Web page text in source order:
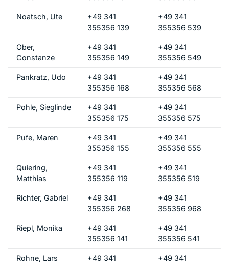
Noatsch, Ute
+49 341
355356 139
+49 341
355356 539
Ober,
Constanze
+49 341
355356 149
+49 341
355356 549
Pankratz, Udo
+49 341
355356 168
+49 341
355356 568
Pohle, Sieglinde
+49 341
355356 175
+49 341
355356 575
Pufe, Maren
+49 341
355356 155
+49 341
355356 555
Quiering,
Matthias
+49 341
355356 119
+49 341
355356 519
Richter, Gabriel
+49 341
355356 268
+49 341
355356 968
Riepl, Monika
+49 341
355356 141
+49 341
355356 541
Rohne, Lars
+49 341
+49 341